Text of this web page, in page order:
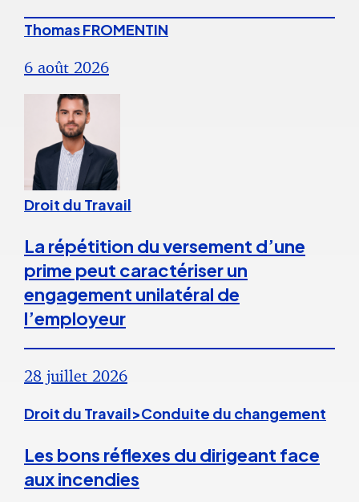
Thomas FROMENTIN
6 août 2026
Droit du Travail
La répétition du versement d’une
prime peut caractériser un
engagement unilatéral de
l’employeur
28 juillet 2026
Droit du Travail>Conduite du changement
Les bons réflexes du dirigeant face
aux incendies